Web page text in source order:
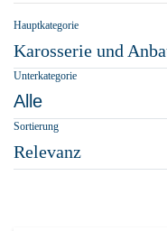
Hauptkategorie
Karosserie und
Unterkategorie
Alle
Sortierung
Relevanz